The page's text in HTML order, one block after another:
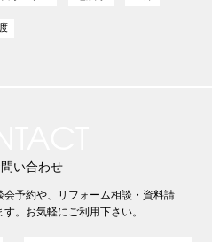
い合わせ
予約や、リフォーム相談・資料請
。お気軽にご利用下さい。